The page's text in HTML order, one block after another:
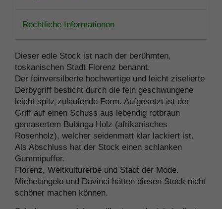
Rechtliche Informationen
Dieser edle Stock ist nach der berühmten,
toskanischen Stadt Florenz benannt.
Der feinversilberte hochwertige und leicht ziselierte
Derbygriff besticht durch die fein geschwungene
leicht spitz zulaufende Form. Aufgesetzt ist der
Griff auf einen Schuss aus lebendig rotbraun
gemasertem Bubinga Holz (afrikanisches
Rosenholz), welcher seidenmatt klar lackiert ist.
Als Abschluss hat der Stock einen schlanken
Gummipuffer.
Florenz, Weltkulturerbe und Stadt der Mode.
Michelangelo und Davinci hätten diesen Stock nicht
schöner machen können.